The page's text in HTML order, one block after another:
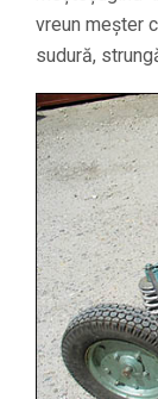
vreun meşter
sudură,